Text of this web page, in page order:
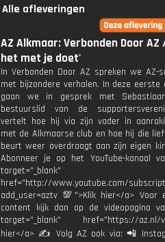
Alle afleveringen
AZ Alkmaar: Verbonden Door
het met je doet'
In Verbonden Door AZ spreken we AZ-
met bijzondere verhalen. In deze eerste
gaan we in gesprek met
bestuurslid van de
vertelt hoe hij via zijn vader in
met de Alkmaarse club en hoe hij die
beurt weer overdraagt aan zijn eigen
Abonneer je op het YouTube-kanaal
target="_blank"
href="http://www.youtube.com/
add_user=aztv 💯">Klik hier</a> Voor
content kijk dan op de videopagina
target="_blank" href="https://az.nl/
hier</a> ✍ Volg AZ ook via: 📲